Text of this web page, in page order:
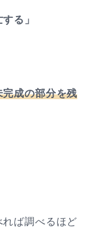
る」
成の部分を残
ば調べるほど